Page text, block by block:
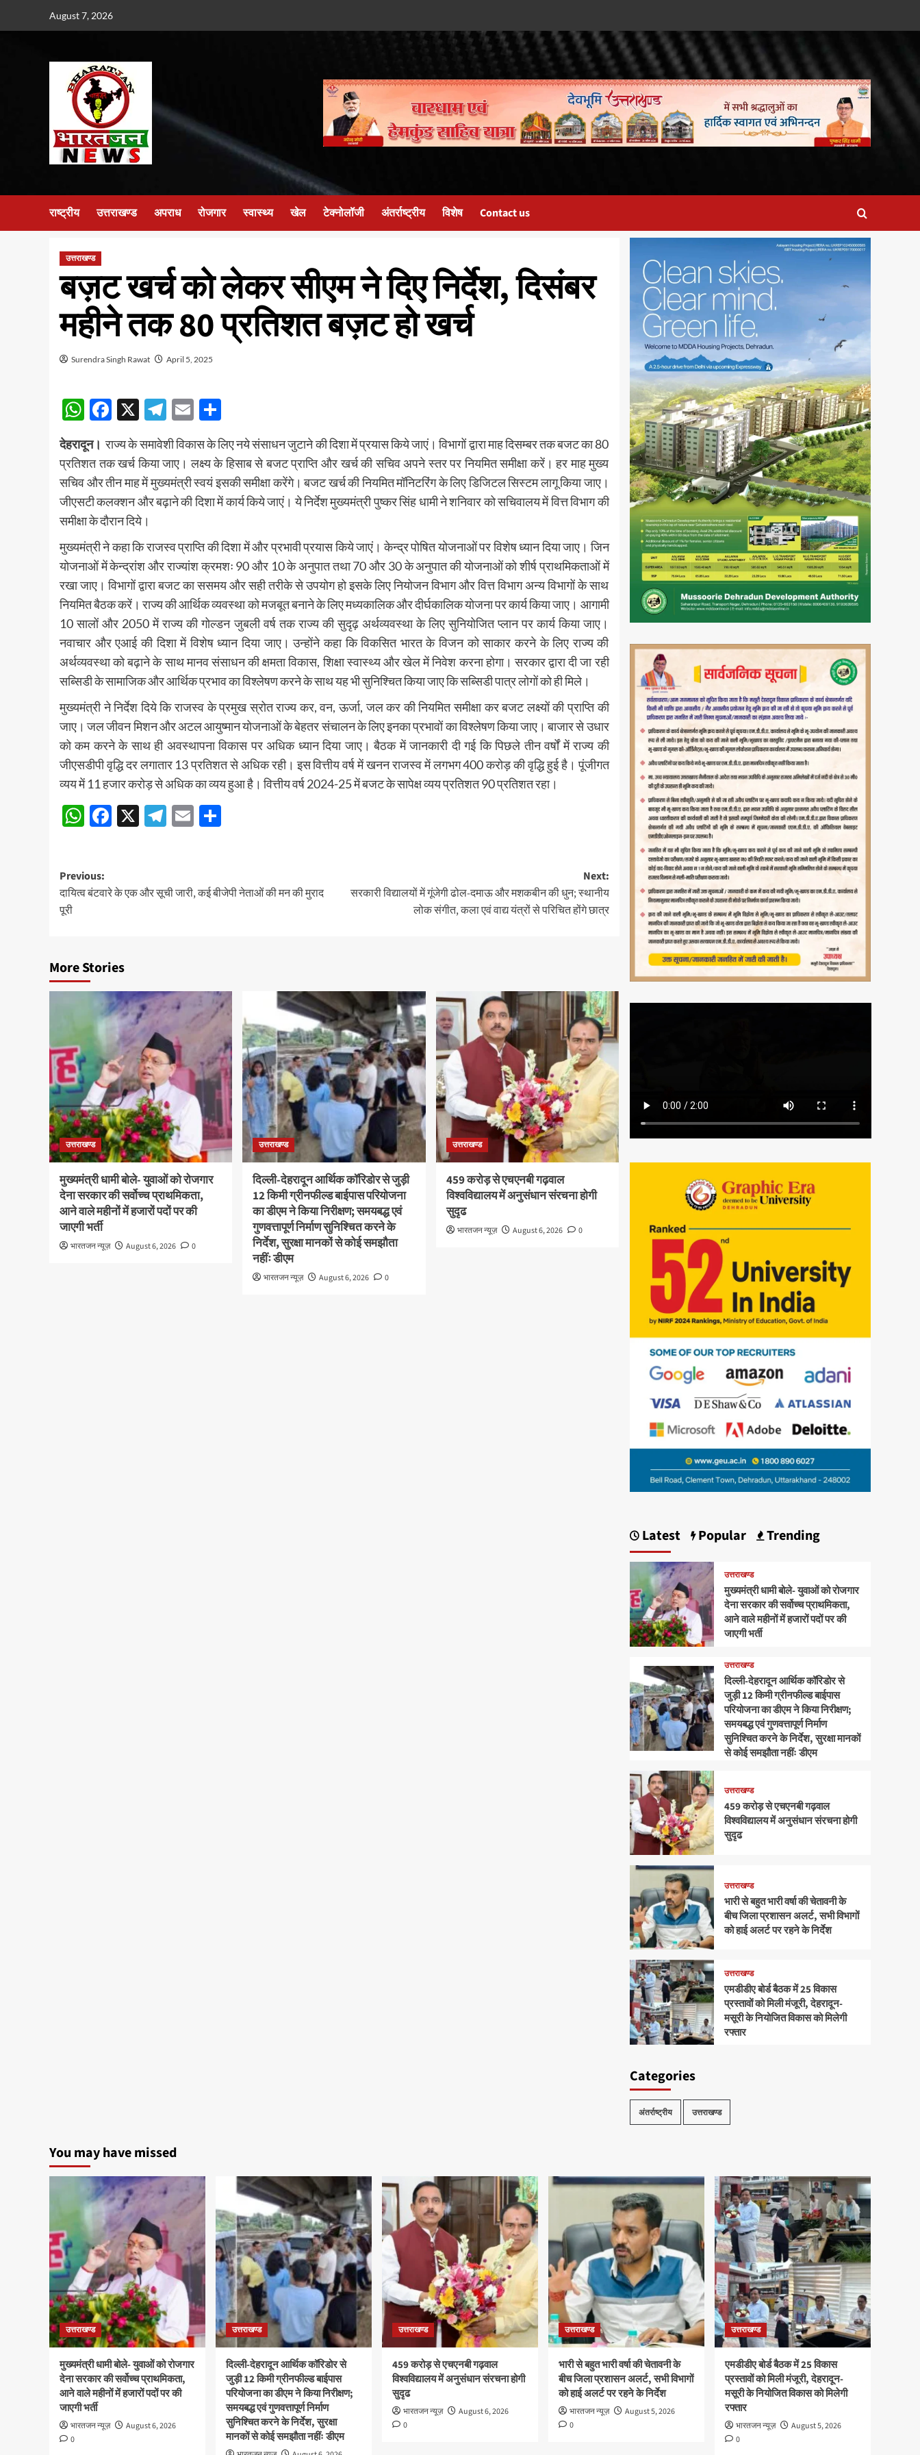
August 7, 2026
राष्ट्रीय उत्तराखण्ड अपराध रोजगार स्वास्थ्य खेल टेक्नोलॉजी अंतर्राष्ट्रीय विशेष Contact us
उत्तराखण्ड
बज़ट खर्च को लेकर सीएम ने दिए निर्देश, दिसंबर
महीने तक 80 प्रतिशत बज़ट हो खर्च
Surendra Singh Rawat April 5, 2025
WhatsApp
Facebook
X Telegram
Email
देहरादून। राज्य के समावेशी विकास के लिए नये संसाधन जुटाने की दिशा में प्रयास किये जाएं। विभागों द्वारा माह दिसम्बर तक बजट का 80
प्रतिशत तक खर्च किया जाए। लक्ष्य के हिसाब से बजट प्राप्ति और खर्च की सचिव अपने स्तर पर नियमित समीक्षा करें। हर माह मुख्य
सचिव और तीन माह में मुख्यमंत्री स्वयं इसकी समीक्षा करेंगे। बजट खर्च की नियमित मॉनिटरिंग के लिए डिजिटल सिस्टम लागू किया जाए।
जीएसटी कलक्शन और बढ़ाने की दिशा में कार्य किये जाएं। ये निर्देश मुख्यमंत्री पुष्कर सिंह धामी ने शनिवार को सचिवालय में वित्त विभाग की
समीक्षा के दौरान दिये।
मुख्यमंत्री ने कहा कि राजस्व प्राप्ति की दिशा में और प्रभावी प्रयास किये जाएं। केन्द्र पोषित योजनाओं पर विशेष ध्यान दिया जाए। जिन
योजनाओं में केन्द्रांश और राज्यांश क्रमशः 90 और 10 के अनुपात तथा 70 और 30 के अनुपात की योजनाओं को शीर्ष प्राथमिकताओं में
रखा जाए। विभागों द्वारा बजट का ससमय और सही तरीके से उपयोग हो इसके लिए नियोजन विभाग और वित्त विभाग अन्य विभागों के साथ
नियमित बैठक करें। राज्य की आर्थिक व्यवस्था को मजबूत बनाने के लिए मध्यकालिक और दीर्घकालिक योजना पर कार्य किया जाए। आगामी
10 सालों और 2050 में राज्य की गोल्डन जुबली वर्ष तक राज्य की सुदृढ़ अर्थव्यवस्था के लिए सुनियोजित प्लान पर कार्य किया जाए।
नवाचार और एआई की दिशा में विशेष ध्यान दिया जाए। उन्होंने कहा कि विकसित भारत के विजन को साकार करने के लिए राज्य की
अर्थव्यवस्था को बढ़ाने के साथ मानव संसाधन की क्षमता विकास, शिक्षा स्वास्थ्य और खेल में निवेश करना होगा। सरकार द्वारा दी जा रही
सब्सिडी के सामाजिक और आर्थिक प्रभाव का विश्लेषण करने के साथ यह भी सुनिश्चित किया जाए कि सब्सिडी पात्र लोगों को ही मिले।
मुख्यमंत्री ने निर्देश दिये कि राजस्व के प्रमुख स्रोत राज्य कर, वन, ऊर्जा, जल कर की नियमित समीक्षा कर बजट लक्ष्यों की प्राप्ति की
जाए। जल जीवन मिशन और अटल आयुष्मान योजनाओं के बेहतर संचालन के लिए इनका प्रभावों का विश्लेषण किया जाए। बाजार से उधार
को कम करने के साथ ही अवस्थापना विकास पर अधिक ध्यान दिया जाए। बैठक में जानकारी दी गई कि पिछले तीन वर्षों में राज्य की
जीएसडीपी वृद्धि दर लगातार 13 प्रतिशत से अधिक रही। इस वित्तीय वर्ष में खनन राजस्व में लगभग 400 करोड़ की वृद्धि हुई है। पूंजीगत
व्यय में 11 हजार करोड़ से अधिक का व्यय हुआ है। वित्तीय वर्ष 2024-25 में बजट के सापेक्ष व्यय प्रतिशत 90 प्रतिशत रहा।
WhatsApp
Facebook
X Telegram
Email
Post
navigation
Previous:
दायित्व बंटवारे के एक और सूची जारी, कई बीजेपी नेताओं की मन की मुराद
पूरी
Next:
सरकारी विद्यालयों में गूंजेगी ढोल-दमाऊ और मशकबीन की धुन; स्थानीय
लोक संगीत, कला एवं वाद्य यंत्रों से परिचित होंगे छात्र
More Stories
उत्तराखण्ड
मुख्यमंत्री धामी बोले- युवाओं को रोजगार
देना सरकार की सर्वोच्च प्राथमिकता,
आने वाले महीनों में हजारों पदों पर की
जाएगी भर्ती
भारतजन न्यूज़ August 6, 2026 0
उत्तराखण्ड
दिल्ली-देहरादून आर्थिक कॉरिडोर से जुड़ी
12 किमी ग्रीनफील्ड बाईपास परियोजना
का डीएम ने किया निरीक्षण; समयबद्ध एवं
गुणवत्तापूर्ण निर्माण सुनिश्चित करने के
निर्देश, सुरक्षा मानकों से कोई समझौता
नहींः डीएम
भारतजन न्यूज़ August 6, 2026 0
उत्तराखण्ड
459 करोड़ से एचएनबी गढ़वाल
विश्वविद्यालय में अनुसंधान संरचना होगी
सुदृढ
भारतजन न्यूज़ August 6, 2026 0
Latest Popular Trending
उत्तराखण्ड
मुख्यमंत्री धामी बोले- युवाओं को रोजगार
देना सरकार की सर्वोच्च प्राथमिकता,
आने वाले महीनों में हजारों पदों पर की
जाएगी भर्ती
उत्तराखण्ड
दिल्ली-देहरादून आर्थिक कॉरिडोर से
जुड़ी 12 किमी ग्रीनफील्ड बाईपास
परियोजना का डीएम ने किया निरीक्षण;
समयबद्ध एवं गुणवत्तापूर्ण निर्माण
सुनिश्चित करने के निर्देश, सुरक्षा मानकों
से कोई समझौता नहींः डीएम
उत्तराखण्ड
459 करोड़ से एचएनबी गढ़वाल
विश्वविद्यालय में अनुसंधान संरचना होगी
सुदृढ
उत्तराखण्ड
भारी से बहुत भारी वर्षा की चेतावनी के
बीच जिला प्रशासन अलर्ट, सभी विभागों
को हाई अलर्ट पर रहने के निर्देश
उत्तराखण्ड
एमडीडीए बोर्ड बैठक में 25 विकास
प्रस्तावों को मिली मंजूरी, देहरादून-
मसूरी के नियोजित विकास को मिलेगी
रफ्तार
Categories
अंतर्राष्ट्रीय उत्तराखण्ड
You may have missed
उत्तराखण्ड
मुख्यमंत्री धामी बोले- युवाओं को रोजगार
देना सरकार की सर्वोच्च प्राथमिकता,
आने वाले महीनों में हजारों पदों पर की
जाएगी भर्ती
भारतजन न्यूज़
August 6, 2026
0
उत्तराखण्ड
दिल्ली-देहरादून आर्थिक कॉरिडोर से
जुड़ी 12 किमी ग्रीनफील्ड बाईपास
परियोजना का डीएम ने किया निरीक्षण;
समयबद्ध एवं गुणवत्तापूर्ण निर्माण
सुनिश्चित करने के निर्देश, सुरक्षा
मानकों से कोई समझौता नहींः डीएम
उत्तराखण्ड
459 करोड़ से एचएनबी गढ़वाल
विश्वविद्यालय में अनुसंधान संरचना होगी
सुदृढ
भारतजन न्यूज़
August 6, 2026
0
उत्तराखण्ड
भारी से बहुत भारी वर्षा की चेतावनी के
बीच जिला प्रशासन अलर्ट, सभी विभागों
को हाई अलर्ट पर रहने के निर्देश
भारतजन न्यूज़
August 5, 2026
0
उत्तराखण्ड
एमडीडीए बोर्ड बैठक में 25 विकास
प्रस्तावों को मिली मंजूरी, देहरादून-
मसूरी के नियोजित विकास को मिलेगी
रफ्तार
भारतजन न्यूज़
August 5, 2026
0